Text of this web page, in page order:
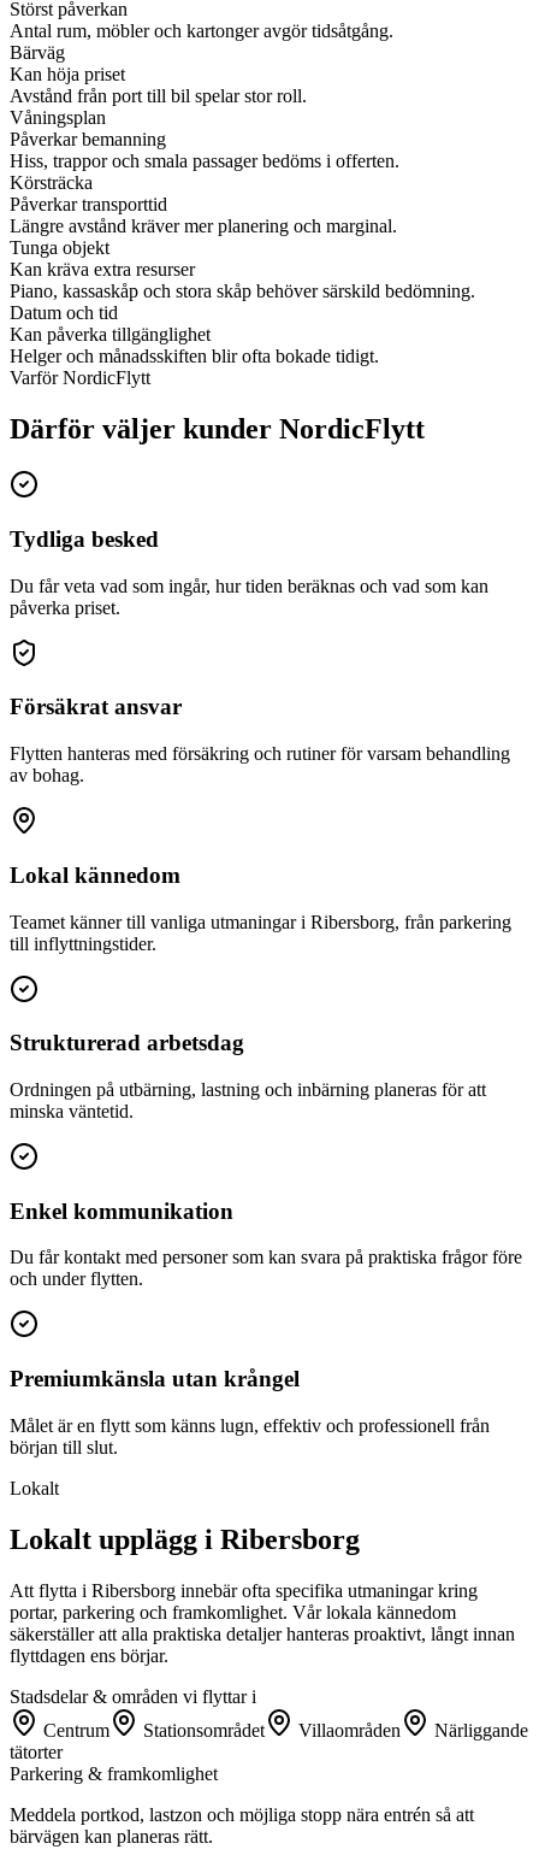
Störst påverkan
Antal rum, möbler och kartonger avgör tidsåtgång.
Bärväg
Kan höja priset
Avstånd från port till bil spelar stor roll.
Våningsplan
Påverkar bemanning
Hiss, trappor och smala passager bedöms i offerten.
Körsträcka
Påverkar transporttid
Längre avstånd kräver mer planering och marginal.
Tunga objekt
Kan kräva extra resurser
Piano, kassaskåp och stora skåp behöver särskild bedömning.
Datum och tid
Kan påverka tillgänglighet
Helger och månadsskiften blir ofta bokade tidigt.
Varför NordicFlytt
Därför väljer kunder NordicFlytt
Tydliga besked
Du får veta vad som ingår, hur tiden beräknas och vad som kan
påverka priset.
Försäkrat ansvar
Flytten hanteras med försäkring och rutiner för varsam behandling
av bohag.
Lokal kännedom
Teamet känner till vanliga utmaningar i Ribersborg, från parkering
till inflyttningstider.
Strukturerad arbetsdag
Ordningen på utbärning, lastning och inbärning planeras för att
minska väntetid.
Enkel kommunikation
Du får kontakt med personer som kan svara på praktiska frågor före
och under flytten.
Premiumkänsla utan krångel
Målet är en flytt som känns lugn, effektiv och professionell från
början till slut.
Lokalt
Lokalt upplägg i Ribersborg
Att flytta i Ribersborg innebär ofta specifika utmaningar kring
portar, parkering och framkomlighet. Vår lokala kännedom
säkerställer att alla praktiska detaljer hanteras proaktivt, långt innan
flyttdagen ens börjar.
Stadsdelar & områden vi flyttar i
Centrum
Stationsområdet Villaområden
Närliggande
tätorter
Parkering & framkomlighet
Meddela portkod, lastzon och möjliga stopp nära entrén så att
bärvägen kan planeras rätt.